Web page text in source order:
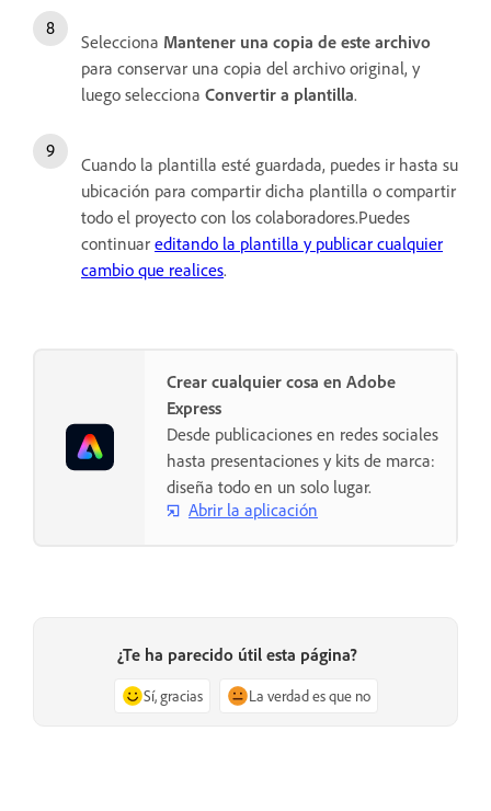
Selecciona Mantener una copia de este archivo
para conservar una copia del archivo original, y
luego selecciona Convertir a plantilla.
Cuando la plantilla esté guardada, puedes ir hasta su
ubicación para compartir dicha plantilla o compartir
todo el proyecto con los colaboradores.Puedes
continuar editando la plantilla y publicar cualquier
cambio que realices.
Crear cualquier cosa en Adobe
Express
Desde publicaciones en redes sociales
hasta presentaciones y kits de marca:
diseña todo en un solo lugar.
Abrir la aplicación
¿Te ha parecido útil esta página?
Sí, gracias La verdad es que no